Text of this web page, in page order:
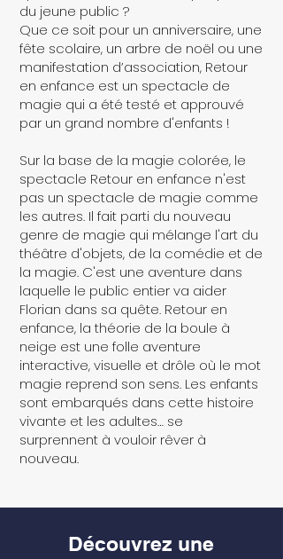
du jeune public ?
Que ce soit pour un anniversaire, une
fête scolaire, un arbre de noël ou une
manifestation d’association, Retour
en enfance est un spectacle de
magie qui a été testé et approuvé
par un grand nombre d'enfants !
Sur la base de la magie colorée, le
spectacle Retour en enfance n'est
pas un spectacle de magie comme
les autres. Il fait parti du nouveau
genre de magie qui mélange l'art du
théâtre d'objets, de la comédie et de
la magie. C'est une aventure dans
laquelle le public entier va aider
Florian dans sa quête. Retour en
enfance, la théorie de la boule à
neige est une folle aventure
interactive, visuelle et drôle où le mot
magie reprend son sens. Les enfants
sont embarqués dans cette histoire
vivante et les adultes… se
surprennent à vouloir rêver à
nouveau.
Découvrez une